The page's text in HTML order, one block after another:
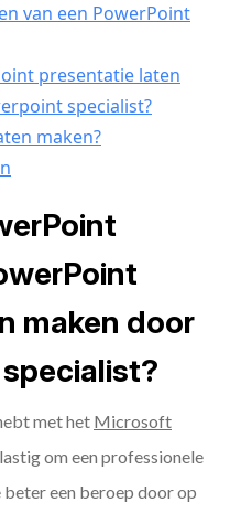
van een PowerPoint
presentatie laten
specialist?
maken?
maken door
met het Microsoft
om een professionele
een beroep door op